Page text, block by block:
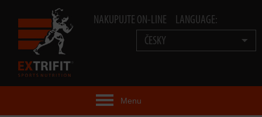
NAKUPUJTE ON-LINE
LANGUAGE:
ČESKY
Menu